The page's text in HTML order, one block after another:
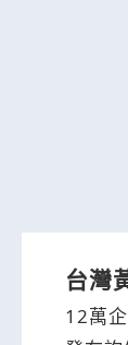
台灣
12萬